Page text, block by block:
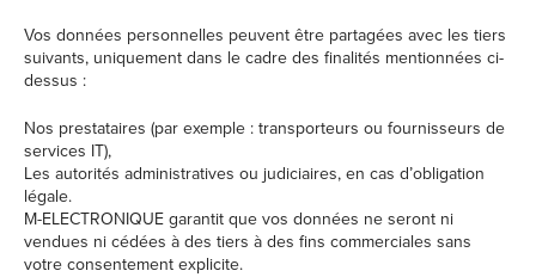
Vos données personnelles peuvent être partagées avec les tiers
suivants, uniquement dans le cadre des finalités mentionnées ci-
dessus :
Nos prestataires (par exemple : transporteurs ou fournisseurs de
services IT),
Les autorités administratives ou judiciaires, en cas d’obligation
légale.
M-ELECTRONIQUE garantit que vos données ne seront ni
vendues ni cédées à des tiers à des fins commerciales sans
votre consentement explicite.